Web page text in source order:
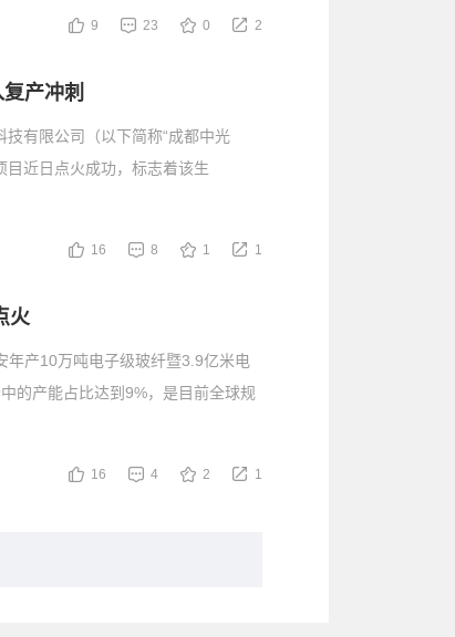
9 23 0 2
产冲刺
有限公司（以下简称“成都中光
目近日点火成功，标志着该生
16 8 1 1
火
产10万吨电子级玻纤暨3.9亿米电
的产能占比达到9%，是目前全球规
16 4 2 1